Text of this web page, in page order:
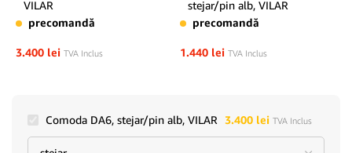
VILAR
precomandă
3.400 lei TVA Inclus
stejar/pin alb, VILAR
precomandă
1.440 lei TVA Inclus
Comoda DA6, stejar/pin alb, VILAR 3.400 lei TVA Inclus